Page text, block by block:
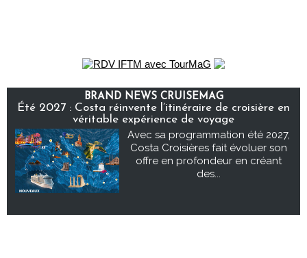
BRAND NEWS CRUISEMAG
Été 2027 : Costa réinvente l’itinéraire de croisière en
véritable expérience de voyage
Avec sa programmation été 2027,
Costa Croisières fait évoluer son
offre en profondeur en créant
des...